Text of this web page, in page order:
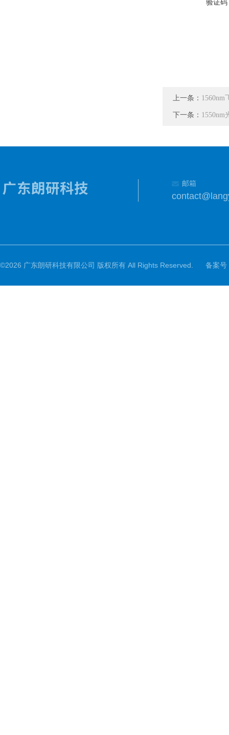
验证码
上一条： 1560nm
下一条： 1550nm
邮箱
©2026 广东朗研科技有限公司 版权所有 All Rights Reserved. 备案号